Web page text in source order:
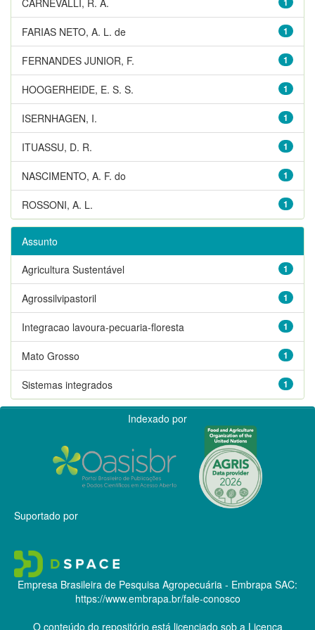
1
FARIAS NETO, A. L. de
1
FERNANDES JUNIOR, F.
1
HOOGERHEIDE, E. S. S.
1
ISERNHAGEN, I.
1
ITUASSU, D. R.
1
NASCIMENTO, A. F. do
1
ROSSONI, A. L.
Assunto
1
Agricultura Sustentável
1
Agrossilvipastoril
1
Integracao lavoura-pecuaria-floresta
1
Mato Grosso
1
Sistemas integrados
Indexado por
Suportado por
Empresa Brasileira de Pesquisa Agropecuária - Embrapa SAC:
https://www.embrapa.br/fale-conosco
O conteúdo do repositório está licenciado sob a Licença